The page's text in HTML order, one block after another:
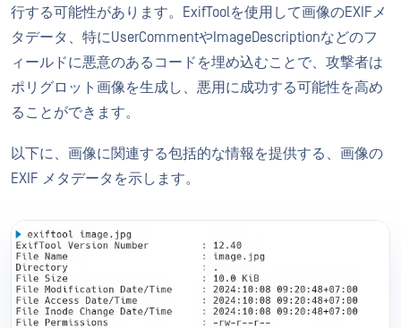
行する可能性があります。ExifToolを使用して画像のEXIFメ
タデータ、特にUserCommentやImageDescriptionなどのフ
ィールドに悪意のあるコードを埋め込むことで、攻撃者は
ポリグロット画像を生成し、悪用に成功する可能性を高め
ることができます。
以下に、画像に関連する包括的な情報を提供する、画像の
EXIF メタデータを示します。